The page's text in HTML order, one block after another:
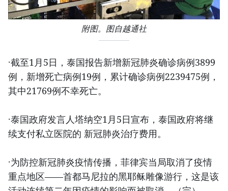
附图。图自越通社
·截至1月5日，泰国报告新增新冠肺炎确诊病例3899
例，新增死亡病例19例，累计确诊病例2239475例，
其中21769例不幸死亡。
·泰国政府发言人塔纳空1月5日宣布，泰国政府将继
续支付私立医院的 新冠肺炎治疗费用。
·为防控新冠肺炎疫情传播，菲律宾当局取消了疫情
重点地区——首都马尼拉的黑耶稣雕像游行，这是该